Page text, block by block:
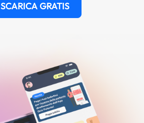
SCARICA GRATIS